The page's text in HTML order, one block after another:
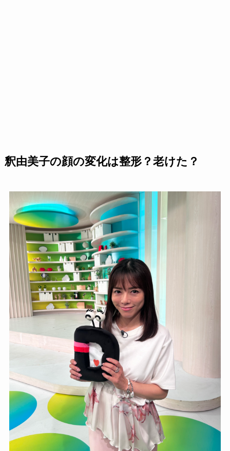
釈由美子の顔の変化は整形？老けた？